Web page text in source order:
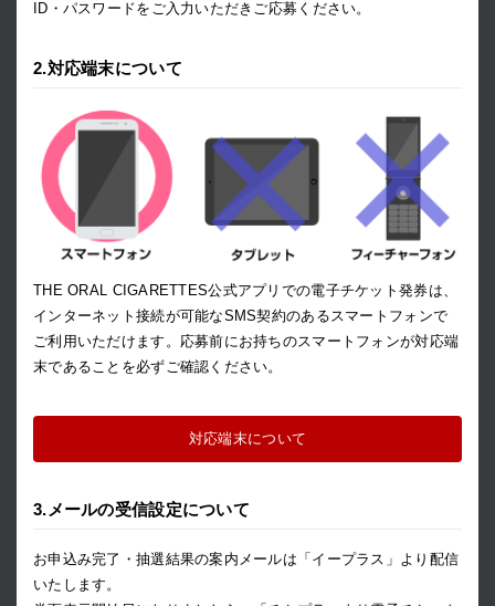
ID・パスワードをご入力いただきご応募ください。
2.対応端末について
THE ORAL CIGARETTES公式アプリでの電子チケット発券は、
インターネット接続が可能なSMS契約のあるスマートフォンで
ご利用いただけます。応募前にお持ちのスマートフォンが対応端
末であることを必ずご確認ください。
対応端末について
3.メールの受信設定について
お申込み完了・抽選結果の案内メールは「イープラス」より配信
いたします。